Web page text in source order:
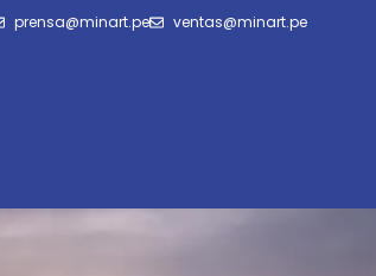
prensa@minart.pe ventas@minart.pe